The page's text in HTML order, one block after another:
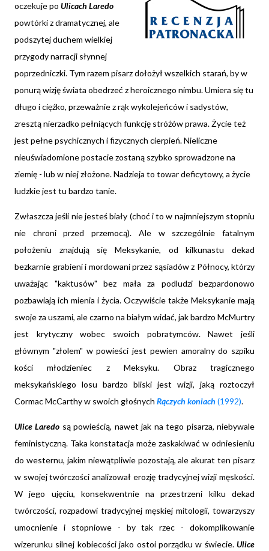
oczekuje po Ulicach Laredo
powtórki z dramatycznej, ale
podszytej duchem wielkiej
przygody narracji słynnej
poprzedniczki. Tym razem pisarz dołożył wszelkich starań, by w
ponurą wizję świata obedrzeć z heroicznego nimbu. Umiera się tu
długo i cięźko, przeważnie z rąk wykolejeńców i sadystów,
zresztą nierzadko pełniących funkcję stróżów prawa. Życie też
jest pełne psychicznych i fizycznych cierpień. Nieliczne
nieuświadomione postacie zostaną szybko sprowadzone na
ziemię - lub w niej złożone. Nadzieja to towar deficytowy, a życie
ludzkie jest tu bardzo tanie.
Zwłaszcza jeśli nie jesteś biały (choć i to w najmniejszym stopniu
nie chroni przed przemocą). Ale w szczególnie fatalnym
położeniu znajdują się Meksykanie, od kilkunastu dekad
bezkarnie grabieni i mordowani przez sąsiadów z Północy, którzy
uważając "kaktusów" bez mała za podludzi bezpardonowo
pozbawiają ich mienia i życia. Oczywiście także Meksykanie mają
swoje za uszami, ale czarno na białym widać, jak bardzo McMurtry
jest krytyczny wobec swoich pobratymców. Nawet jeśli
głównym "złolem" w powieści jest pewien amoralny do szpiku
kości młodzieniec z Meksyku. Obraz tragicznego
meksykańskiego losu bardzo bliski jest wizji, jaką roztoczył
Cormac McCarthy w swoich głośnych Rączych koniach (1992).
Ulice Laredo są powieścią, nawet jak na tego pisarza, niebywale
feministyczną. Taka konstatacja może zaskakiwać w odniesieniu
do westernu, jakim niewątpliwie pozostają, ale akurat ten pisarz
w swojej twórczości analizował erozję tradycyjnej wizji męskości.
W jego ujęciu, konsekwentnie na przestrzeni kilku dekad
twórczości, rozpadowi tradycyjnej męskiej mitologii, towarzyszy
umocnienie i stopniowe - by tak rzec - dokomplikowanie
wizerunku silnej kobiecości jako ostoi porządku w świecie. Ulice